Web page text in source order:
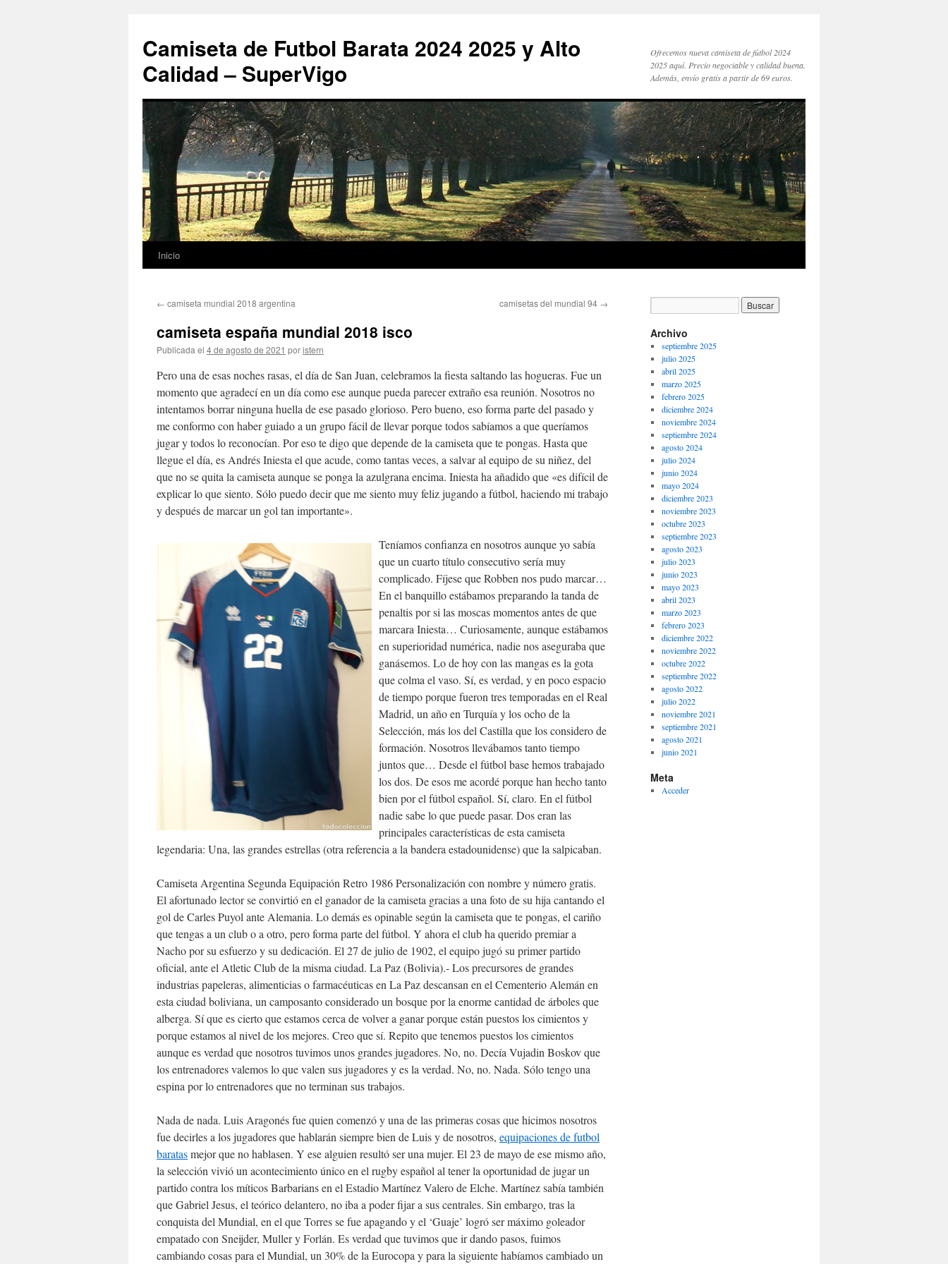
Camiseta de Futbol Barata 2024 2025 y Alto
Calidad – SuperVigo
Ofrecemos nueva camiseta de fútbol 2024
2025 aquí. Precio negociable y calidad buena.
Además, envío gratis a partir de 69 euros.
Saltar
contenido
Inicio
← camiseta mundial 2018 argentina camisetas del mundial 94 →
camiseta españa mundial 2018 isco
Publicada el 4 de agosto de 2021 poristern
Pero una de esas noches rasas, el día de San Juan, celebramos la fiesta saltando las hogueras. Fue un
momento que agradecí en un día como ese aunque pueda parecer extraño esa reunión. Nosotros no
intentamos borrar ninguna huella de ese pasado glorioso. Pero bueno, eso forma parte del pasado y
me conformo con haber guiado a un grupo fácil de llevar porque todos sabíamos a que queríamos
jugar y todos lo reconocían. Por eso te digo que depende de la camiseta que te pongas. Hasta que
llegue el día, es Andrés Iniesta el que acude, como tantas veces, a salvar al equipo de su niñez, del
que no se quita la camiseta aunque se ponga la azulgrana encima. Iniesta ha añadido que «es difícil de
explicar lo que siento. Sólo puedo decir que me siento muy feliz jugando a fútbol, haciendo mi trabajo
y después de marcar un gol tan importante».
Teníamos confianza en nosotros aunque yo sabía
que un cuarto título consecutivo sería muy
complicado. Fíjese que Robben nos pudo marcar…
En el banquillo estábamos preparando la tanda de
penaltis por si las moscas momentos antes de que
marcara Iniesta… Curiosamente, aunque estábamos
en superioridad numérica, nadie nos aseguraba que
ganásemos. Lo de hoy con las mangas es la gota
que colma el vaso. Sí, es verdad, y en poco espacio
de tiempo porque fueron tres temporadas en el Real
Madrid, un año en Turquía y los ocho de la
Selección, más los del Castilla que los considero de
formación. Nosotros llevábamos tanto tiempo
juntos que… Desde el fútbol base hemos trabajado
los dos. De esos me acordé porque han hecho tanto
bien por el fútbol español. Sí, claro. En el fútbol
nadie sabe lo que puede pasar. Dos eran las
principales características de esta camiseta
legendaria: Una, las grandes estrellas (otra referencia a la bandera estadounidense) que la salpicaban.
Camiseta Argentina Segunda Equipación Retro 1986 Personalización con nombre y número gratis.
El afortunado lector se convirtió en el ganador de la camiseta gracias a una foto de su hija cantando el
gol de Carles Puyol ante Alemania. Lo demás es opinable según la camiseta que te pongas, el cariño
que tengas a un club o a otro, pero forma parte del fútbol. Y ahora el club ha querido premiar a
Nacho por su esfuerzo y su dedicación. El 27 de julio de 1902, el equipo jugó su primer partido
oficial, ante el Atletic Club de la misma ciudad. La Paz (Bolivia).- Los precursores de grandes
industrias papeleras, alimenticias o farmacéuticas en La Paz descansan en el Cementerio Alemán en
esta ciudad boliviana, un camposanto considerado un bosque por la enorme cantidad de árboles que
alberga. Sí que es cierto que estamos cerca de volver a ganar porque están puestos los cimientos y
porque estamos al nivel de los mejores. Creo que sí. Repito que tenemos puestos los cimientos
aunque es verdad que nosotros tuvimos unos grandes jugadores. No, no. Decía Vujadin Boskov que
los entrenadores valemos lo que valen sus jugadores y es la verdad. No, no. Nada. Sólo tengo una
espina por lo entrenadores que no terminan sus trabajos.
Nada de nada. Luis Aragonés fue quien comenzó y una de las primeras cosas que hicimos nosotros
fue decirles a los jugadores que hablarán siempre bien de Luis y de nosotros, equipaciones de futbol
baratasmejor que no hablasen. Y ese alguien resultó ser una mujer. El 23 de mayo de ese mismo año,
la selección vivió un acontecimiento único en el rugby español al tener la oportunidad de jugar un
partido contra los míticos Barbarians en el Estadio Martínez Valero de Elche. Martínez sabía también
que Gabriel Jesus, el teórico delantero, no iba a poder fijar a sus centrales. Sin embargo, tras la
conquista del Mundial, en el que Torres se fue apagando y el ‘Guaje’ logró ser máximo goleador
empatado con Sneijder, Muller y Forlán. Es verdad que tuvimos que ir dando pasos, fuimos
cambiando cosas para el Mundial, un 30% de la Eurocopa y para la siguiente habíamos cambiado un
Archivo
septiembre 2025
julio 2025
abril 2025
marzo 2025
febrero 2025
diciembre 2024
noviembre 2024
septiembre 2024
agosto 2024
julio 2024
junio 2024
mayo 2024
diciembre 2023
noviembre 2023
octubre 2023
septiembre 2023
agosto 2023
julio 2023
junio 2023
mayo 2023
abril 2023
marzo 2023
febrero 2023
diciembre 2022
noviembre 2022
octubre 2022
septiembre 2022
agosto 2022
julio 2022
noviembre 2021
septiembre 2021
agosto 2021
junio 2021
Meta
Acceder